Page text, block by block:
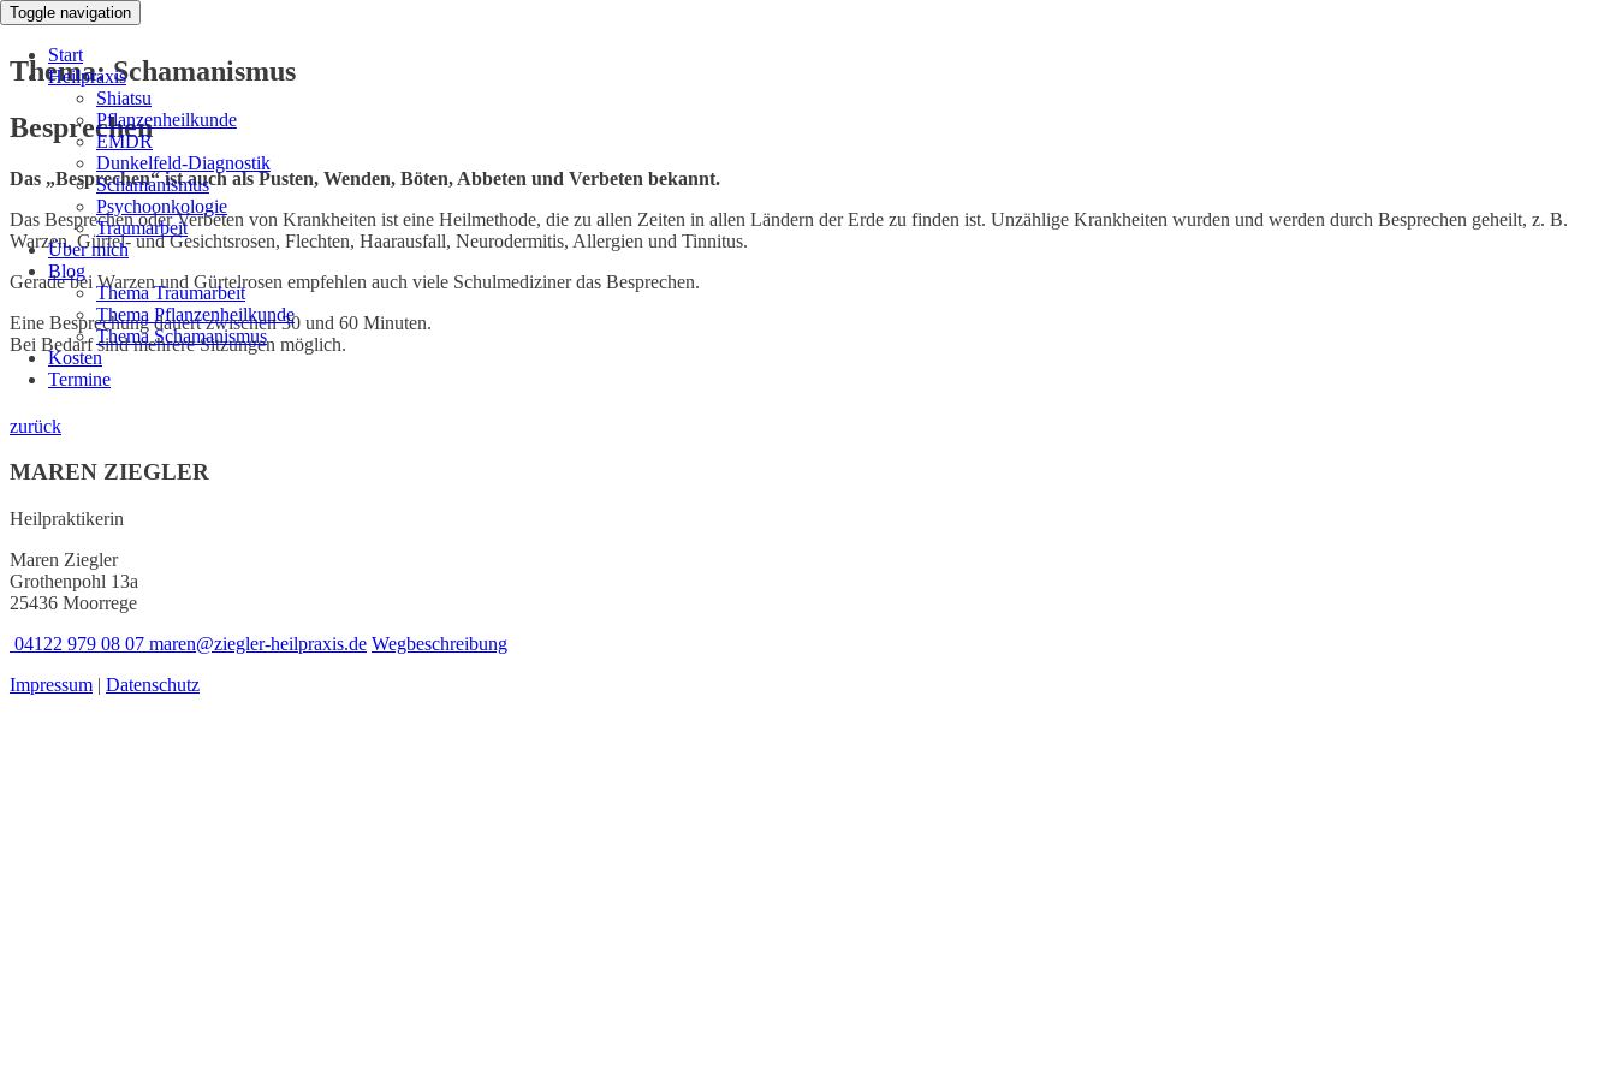
Toggle navigation
Start
Heilpraxis
Shiatsu
Pflanzenheilkunde
EMDR
Dunkelfeld-Diagnostik
Schamanismus
Psychoonkologie
Traumarbeit
Über mich
Blog
Thema Traumarbeit
Thema Pflanzenheilkunde
Thema Schamanismus
Kosten
Termine
Thema: Schamanismus
Besprechen
Das „Besprechen“ ist auch als Pusten, Wenden, Böten, Abbeten und Verbeten bekannt.
Das Besprechen oder Verbeten von Krankheiten ist eine Heilmethode, die zu allen Zeiten in allen Ländern der Erde zu finden ist. Unzählige Krankheiten wurden und werden durch Besprechen geheilt, z. B.
Warzen, Gürtel- und Gesichtsrosen, Flechten, Haarausfall, Neurodermitis, Allergien und Tinnitus.
Gerade bei Warzen und Gürtelrosen empfehlen auch viele Schulmediziner das Besprechen.
Eine Besprechung dauert zwischen 30 und 60 Minuten.
Bei Bedarf sind mehrere Sitzungen möglich.
zurück
MAREN ZIEGLER
Heilpraktikerin
Maren Ziegler
Grothenpohl 13a
25436 Moorrege
04122 979 08 07 maren@ziegler-heilpraxis.de Wegbeschreibung
Impressum | Datenschutz